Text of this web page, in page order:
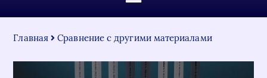
Главная Сравнение с другими материалами